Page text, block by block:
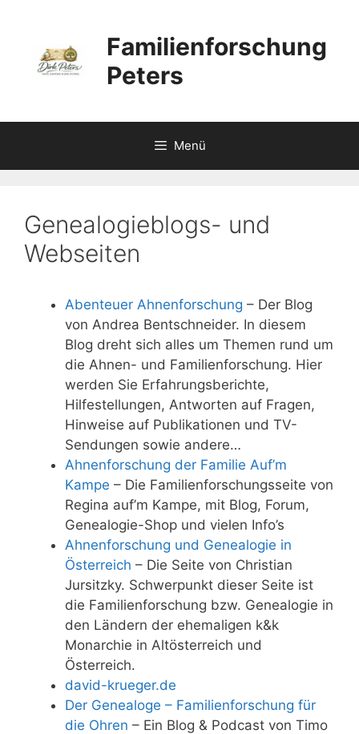
springen
Familienforschung
Peters
Menü
Genealogieblogs- und
Webseiten
Abenteuer Ahnenforschung – Der Blog
von Andrea Bentschneider. In diesem
Blog dreht sich alles um Themen rund um
die Ahnen- und Familienforschung. Hier
werden Sie Erfahrungsberichte,
Hilfestellungen, Antworten auf Fragen,
Hinweise auf Publikationen und TV-
Sendungen sowie andere…
Ahnenforschung der Familie Auf’m
Kampe – Die Familienforschungsseite von
Regina auf’m Kampe, mit Blog, Forum,
Genealogie-Shop und vielen Info’s
Ahnenforschung und Genealogie in
Österreich – Die Seite von Christian
Jursitzky. Schwerpunkt dieser Seite ist
die Familienforschung bzw. Genealogie in
den Ländern der ehemaligen k&k
Monarchie in Altösterreich und
Österreich.
david-krueger.de
Der Genealoge – Familienforschung für
die Ohren – Ein Blog & Podcast von Timo